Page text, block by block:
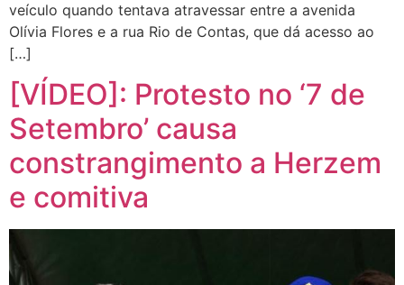
veículo quando tentava atravessar entre a avenida
Olívia Flores e a rua Rio de Contas, que dá acesso ao
[…]
[VÍDEO]: Protesto no ‘7 de
Setembro’ causa
constrangimento a Herzem
e comitiva